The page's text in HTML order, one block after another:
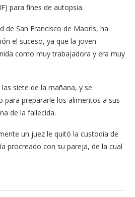
para fines de autopsia.
de San Francisco de Maorís, ha
el suceso, ya que la joven
como muy trabajadora y era muy
siete de la mañana, y se
para prepararle los alimentos a sus
de la fallecida.
un juez le quitó la custodia de
procreado con su pareja, de la cual